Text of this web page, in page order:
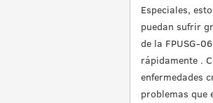
Especiales,
puedan sufrir
de la FPUSG-
rápidamente .
enfermedades
problemas que